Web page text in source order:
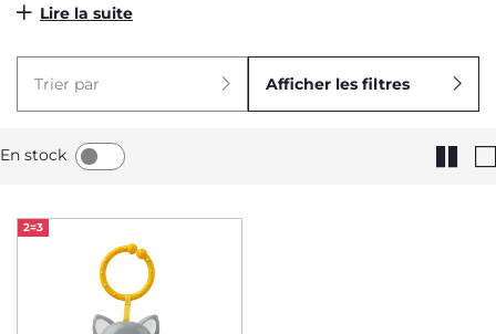
sensoriel et moteur, grâce à d'innombrables stimulations et
Lire la suite
Trier par Afficher les filtres
En stock
2=3